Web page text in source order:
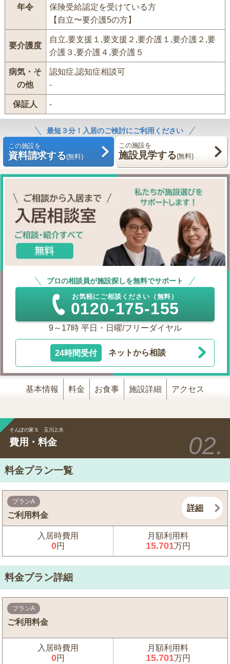
年令
保険受給認定を受けている方
【自立〜要介護5の方】
要介護度
自立,要支援１,要支援２,要介護１,要介護２,要
介護３,要介護４,要介護５
病気・そ
の他
認知症,認知症相談可
-
保証人 -
最短３分！入居のご検討にご利用ください
この施設を
資料請求する(無料)
この施設を
施設見学する(無料)
プロの相談員が施設探しを無料でサポート
お気軽にご相談ください（無料）
0120-175-155
9～17時 平日・日曜/フリーダイヤル
24時間受付 ネットから相談
基本情報 料金 お食事 施設詳細 アクセス
そんぽの家Ｓ 玉川上水
費用・料金
料金プラン一覧
プランA
ご利用料金
詳細
入居時費用
0円
月額利用料
15.701万円
料金プラン詳細
プランA
ご利用料金
入居時費用
0円
月額利用料
15.701万円